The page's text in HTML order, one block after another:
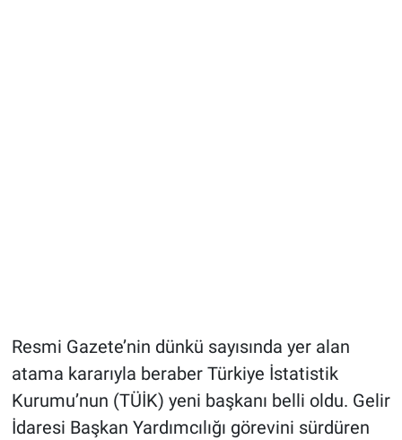
Resmi Gazete’nin dünkü sayısında yer alan
atama kararıyla beraber Türkiye İstatistik
Kurumu’nun (TÜİK) yeni başkanı belli oldu. Gelir
İdaresi Başkan Yardımcılığı görevini sürdüren